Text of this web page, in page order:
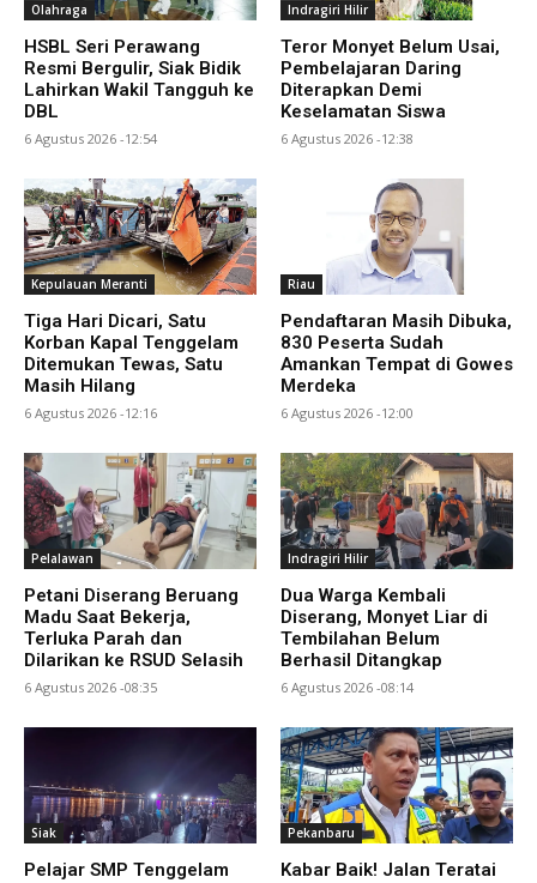
Olahraga
HSBL Seri Perawang
Resmi Bergulir, Siak Bidik
Lahirkan Wakil Tangguh ke
DBL
6 Agustus 2026 -12:54
Indragiri Hilir
Teror Monyet Belum Usai,
Pembelajaran Daring
Diterapkan Demi
Keselamatan Siswa
6 Agustus 2026 -12:38
Kepulauan Meranti
Tiga Hari Dicari, Satu
Korban Kapal Tenggelam
Ditemukan Tewas, Satu
Masih Hilang
6 Agustus 2026 -12:16
Riau
Pendaftaran Masih Dibuka,
830 Peserta Sudah
Amankan Tempat di Gowes
Merdeka
6 Agustus 2026 -12:00
Pelalawan
Petani Diserang Beruang
Madu Saat Bekerja,
Terluka Parah dan
Dilarikan ke RSUD Selasih
6 Agustus 2026 -08:35
Indragiri Hilir
Dua Warga Kembali
Diserang, Monyet Liar di
Tembilahan Belum
Berhasil Ditangkap
6 Agustus 2026 -08:14
Siak
Pelajar SMP Tenggelam
Pekanbaru
Kabar Baik! Jalan Teratai